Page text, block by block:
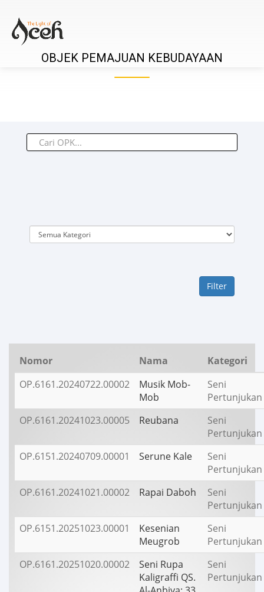
OBJEK PEMAJUAN KEBUDAYAAN
Filter
Nomor Nama
Kategori
OP.6161.20240722.00002
Musik Mob-
Mob
Seni
Pertunjukan
OP.6161.20241023.00005
Reubana
Seni
Pertunjukan
OP.6151.20240709.00001
Serune Kale
Seni
Pertunjukan
OP.6161.20241021.00002
Rapai Daboh
Seni
Pertunjukan
OP.6151.20251023.00001
Kesenian
Meugrob
Seni
Pertunjukan
OP.6161.20251020.00002
Seni Rupa
Kaligraffi QS.
Seni
Pertunjukan